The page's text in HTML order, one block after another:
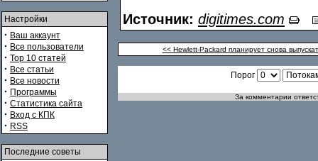
Настройки
· Ваш аккаунт
· Все пользователи
· Top 10 статей
· Все статьи
· Все новости
· Программы
· Статистика сайта
· Вход с КПК
· RSS
Последние советы
Источник: digitimes.com
<< Hewlett-Packard планирует снова
Порог
За комментарии